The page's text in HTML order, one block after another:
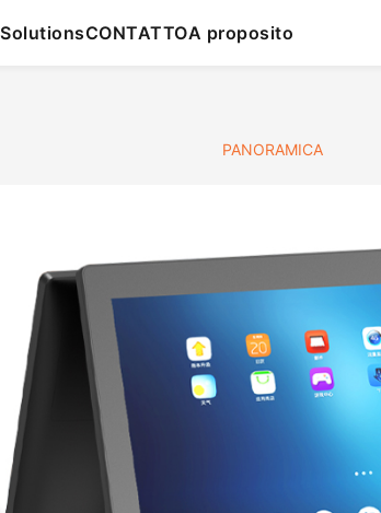
SolutionsCONTATTOA proposito
PANORAMICA